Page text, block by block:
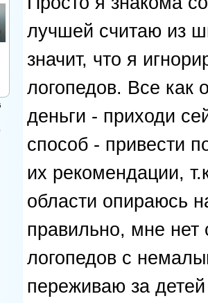
лучшей считаю из
значит, что я
логопедов. Все как
деньги - приходи
способ - привести
их рекомендации,
области опираюсь
правильно, мне нет
логопедов с
переживаю за